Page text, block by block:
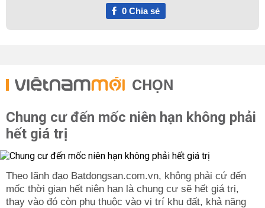
0Chia sẻ
CHỌN
Chung cư đến mốc niên hạn không phải
hết giá trị
Theo lãnh đạo Batdongsan.com.vn, không phải cứ đến
mốc thời gian hết niên hạn là chung cư sẽ hết giá trị,
thay vào đó còn phụ thuộc vào vị trí khu đất, khả năng